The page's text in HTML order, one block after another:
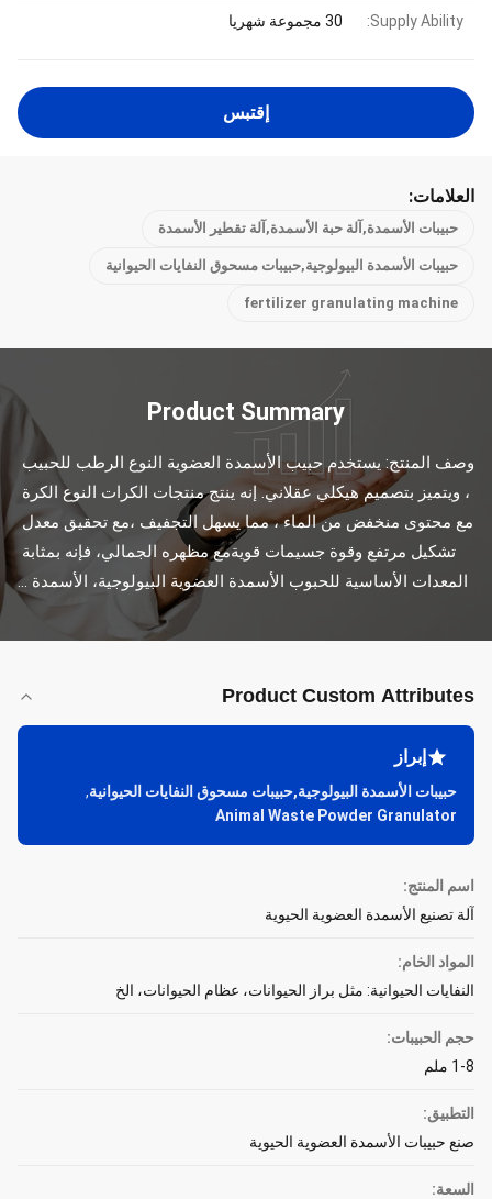
Supply Ability: 30 مجموعة شهريا
إقتبس
العلامات:
حبيبات الأسمدة,آلة حبة الأسمدة,آلة تقطير الأسمدة
حبيبات الأسمدة البيولوجية,حبيبات مسحوق النفايات الحيوانية
fertilizer granulating machine
Product Summary
مع محتوى منخفض من الماء ، مما يسهل التجفيف ،مع تحقيق معدل
المعدات الأساسية للحبوب الأسمدة العضوية البيولوجية، الأسمدة ...
Product Custom Attributes
إبراز
حبيبات الأسمدة البيولوجية,حبيبات مسحوق النفايات الحيوانية,
Animal Waste Powder Granulator
اسم المنتج:
آلة تصنيع الأسمدة العضوية الحيوية
المواد الخام:
النفايات الحيوانية: مثل براز الحيوانات، عظام الحيوانات، الخ
حجم الحبيبات:
1-8 ملم
التطبيق:
صنع حبيبات الأسمدة العضوية الحيوية
السعة: